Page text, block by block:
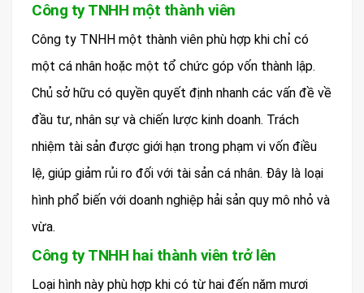
Công ty TNHH một thành viên
Công ty TNHH một thành viên phù hợp khi chỉ có
một cá nhân hoặc một tổ chức góp vốn thành lập.
Chủ sở hữu có quyền quyết định nhanh các vấn đề về
đầu tư, nhân sự và chiến lược kinh doanh. Trách
nhiệm tài sản được giới hạn trong phạm vi vốn điều
lệ, giúp giảm rủi ro đối với tài sản cá nhân. Đây là loại
hình phổ biến với doanh nghiệp hải sản quy mô nhỏ và
vừa.
Công ty TNHH hai thành viên trở lên
Loại hình này phù hợp khi có từ hai đến năm mươi